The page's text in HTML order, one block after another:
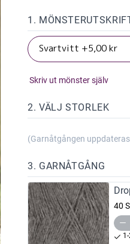
1.
Skriv ut mönster själv
2. VÄLJ STORLEK
(Garnåtgången
3. GARNÅTGÅNG
40